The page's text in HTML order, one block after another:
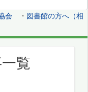
会 ・ 図書館の方へ（相
覧